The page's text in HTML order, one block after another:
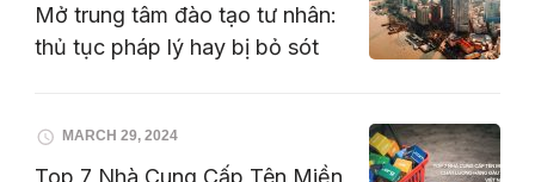
Mở trung tâm đào tạo tư nhân:
thủ tục pháp lý hay bị bỏ sót
MARCH 29, 2024